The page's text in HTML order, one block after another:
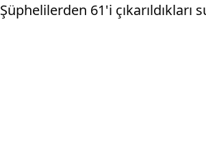
Şüphelilerden 61'i